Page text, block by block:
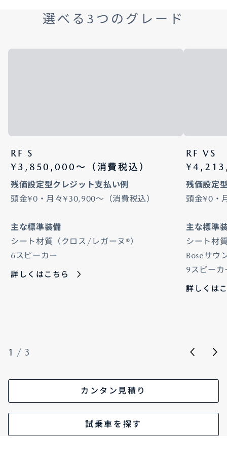
選べる3つのグレード
RF S
¥3,850,000〜（消費税込）
残価設定型クレジット支払い例
頭金¥0・月々¥30,900～（消費税込）
主な標準装備
シート材質（クロス/レガーヌ®）
6スピーカー
詳しくはこちら
RF VS
残価設定
頭金¥0・
主な標準
シート材
Boseサウ
9スピーカ
詳しくは
1 / 3
カンタン見積り
試乗車を探す